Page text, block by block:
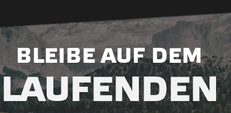
BLEIBE AUF DEM
LAUFENDEN